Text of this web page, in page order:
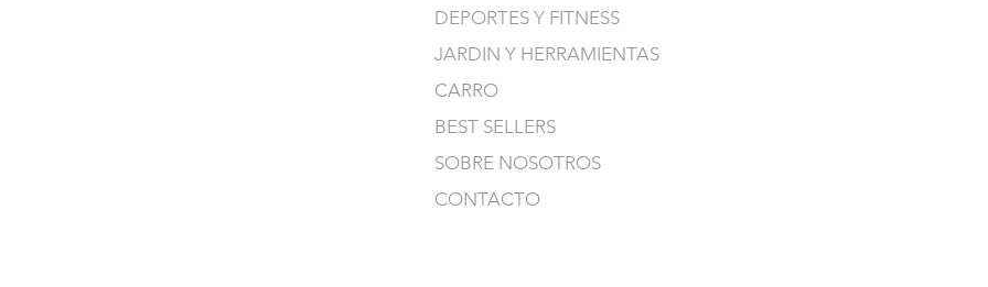
DEPORTES Y FITNESS
JARDIN Y HERRAMIENTAS
CARRO
BEST SELLERS
SOBRE NOSOTROS
CONTACTO